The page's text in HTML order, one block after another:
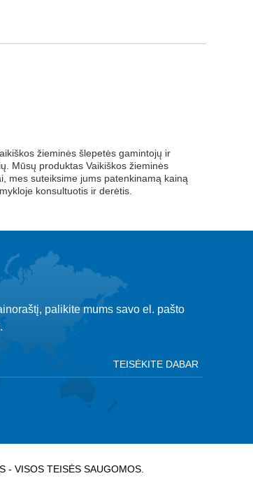
žieminės šlepetės gamintojų ir
Mūsų produktas Vaikiškos žieminės
mes suteiksime jums patenkinamą kainą
konsultuotis ir derėtis.
palikite mums savo el. pašto
- VISOS TEISĖS SAUGOMOS.